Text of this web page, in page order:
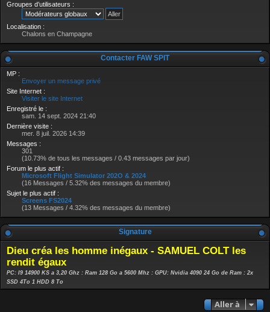
Groupes d’utilisateurs :
Localisation :
Chalons en Champagne
Contacter FAW SPIT
MP :
Envoyer un message privé
Site Internet :
Visiter le site Internet
Enregistré le :
sam. 14 sept. 2024 21:40
Dernière visite :
mer. 8 juil. 2026 14:39
Messages :
301
(10.73% de tous les messages / 0.43 messages par jour)
Forum le plus actif :
Microsoft Flight Simulator 202O & 2024
(16 Messages / 5.32% des messages du membre)
Sujet le plus actif :
Screens FS2024
(13 Messages / 4.32% des messages du membre)
Signature
Dieu créa les homme inégaux - SAMUEL COLT les
rendit égaux
PC: I9 14900 KS a 3,20 Ghz : Ram 128 Go a 5600 Mhz : GPU: Nvidia 4090 24 Go de Ram : 2x
SSD 4To 1 HDD 8 To
Aller à